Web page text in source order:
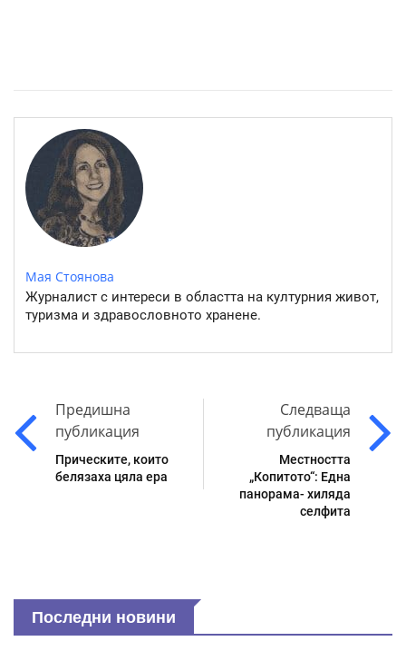
Мая Стоянова
Журналист с интереси в областта на културния живот,
туризма и здравословното хранене.
Предишна
публикация
Прическите, които
белязаха цяла ера
Следваща
публикация
Местността
„Копитото“: Една
панорама- хиляда
селфита
Последни новини